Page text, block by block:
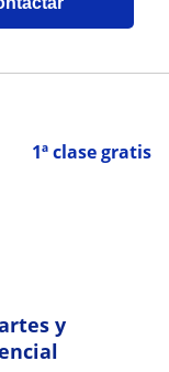
1ª clase gratis
y